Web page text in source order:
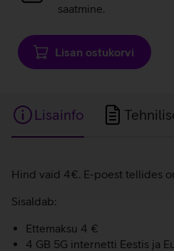
saatmine.
Lisan ostukorvi
Lisainfo
Hind vaid 4€. E-poest tellides
Sisaldab:
Ettemaksu 4 €
4 GB 5G internetti Eestis ja